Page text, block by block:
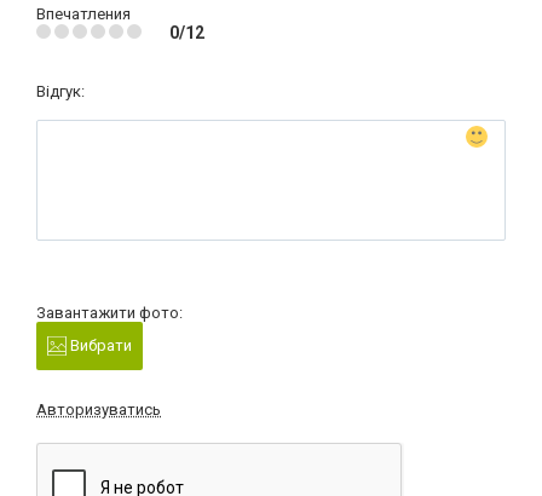
Впечатления
0/12
Відгук:
Завантажити фото:
Вибрати
Авторизуватись